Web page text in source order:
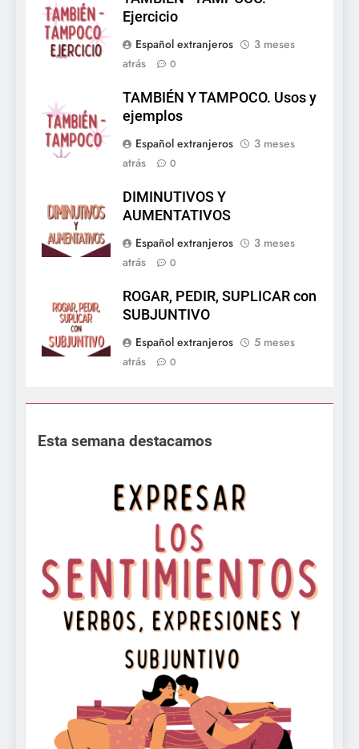
Ejercicio
Español extranjeros
3 meses
atrás
0
TAMBIÉN Y TAMPOCO. Usos y
ejemplos
Español extranjeros
3 meses
atrás
0
DIMINUTIVOS Y
AUMENTATIVOS
Español extranjeros
3 meses
atrás
0
ROGAR, PEDIR, SUPLICAR con
SUBJUNTIVO
Español extranjeros
5 meses
atrás
0
Esta semana destacamos